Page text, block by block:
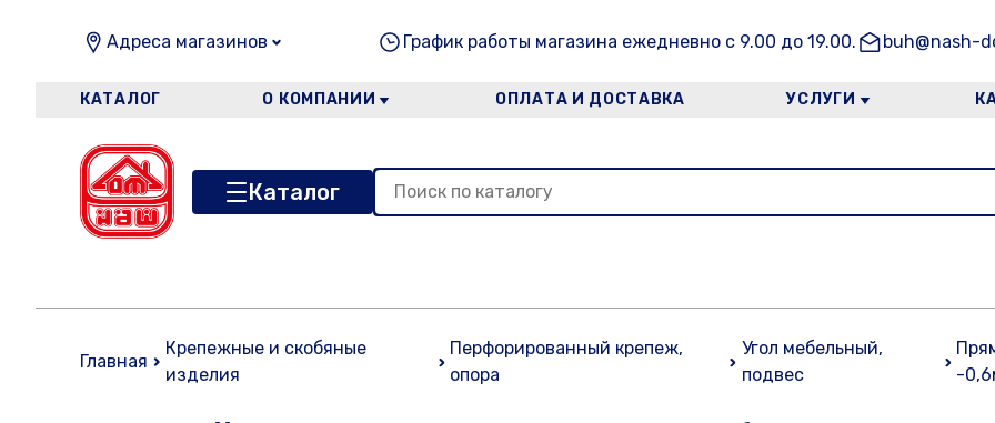
Адреса магазинов График работы магазина ежедневно с 9.00 до 19.00. buh@nash-
КАТАЛОГ О КОМПАНИИ ОПЛАТА И ДОСТАВКА УСЛУГИ
Каталог
Главная
Крепежные и скобяные
изделия
Перфорированный крепеж,
опора
Угол мебельный,
подвес
-